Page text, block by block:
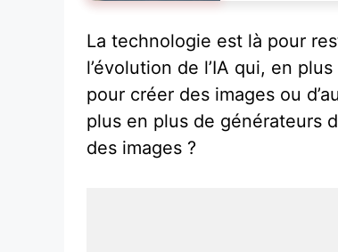
La technologie est là pour
l’évolution de l’IA qui, en
pour créer des images ou
plus en plus de générateurs
des images ?